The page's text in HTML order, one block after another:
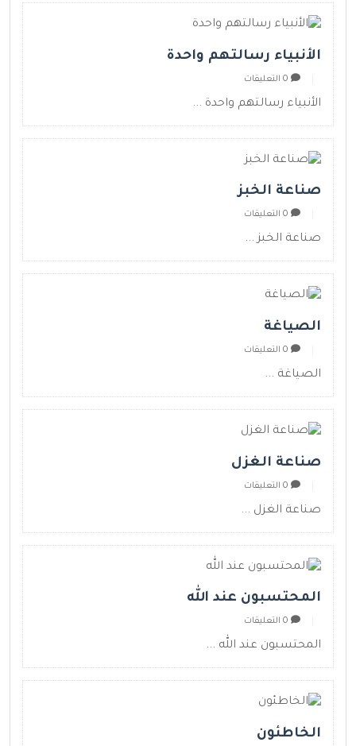
الأنبياء رسالتهم واحدة
الأنبياء رسالتهم واحدة ...
صناعة الخبز
صناعة الخبز ...
الصياغة
الصياغة ...
صناعة الغزل
صناعة الغزل ...
المحتسبون عند الله
المحتسبون عند الله ...
الخاطئون